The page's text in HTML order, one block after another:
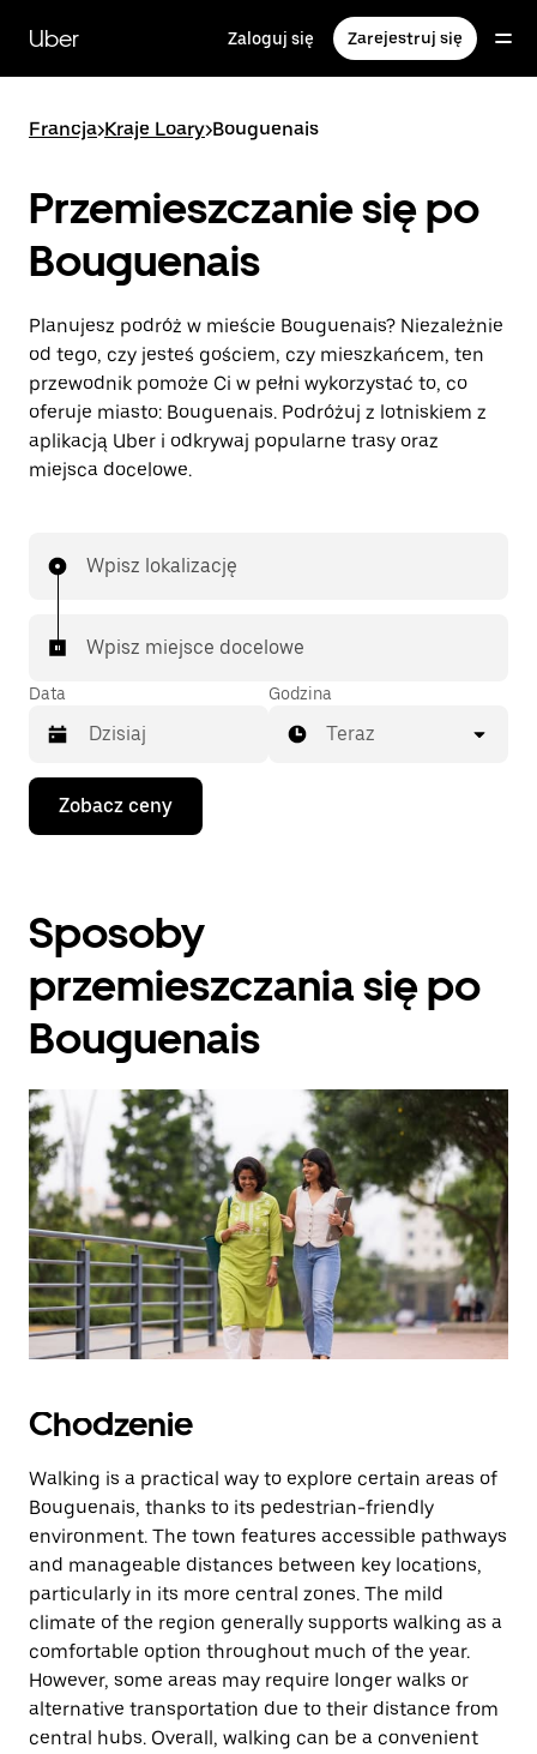
głównej
zawartości
Uber Zaloguj się Zarejestruj się
Francja>Kraje Loary>Bouguenais
Przemieszczanie się po
Bouguenais
Planujesz podróż w mieście Bouguenais? Niezależnie
od tego, czy jesteś gościem, czy mieszkańcem, ten
przewodnik pomoże Ci w pełni wykorzystać to, co
oferuje miasto: Bouguenais. Podróżuj z lotniskiem z
aplikacją Uber i odkrywaj popularne trasy oraz
miejsca docelowe.
Wpisz lokalizację
Wpisz miejsce docelowe
Data
Naciśnij
klawisz
strzałki
do
kalendarza
datę.
Naciśnij
klawisz
„Escape”,
zamknąć
kalendarz.
Godzina
Teraz
Zobacz ceny
Sposoby
przemieszczania się po
Bouguenais
Chodzenie
Walking is a practical way to explore certain areas of
Bouguenais, thanks to its pedestrian-friendly
environment. The town features accessible pathways
and manageable distances between key locations,
particularly in its more central zones. The mild
climate of the region generally supports walking as a
comfortable option throughout much of the year.
However, some areas may require longer walks or
alternative transportation due to their distance from
central hubs. Overall, walking can be a convenient